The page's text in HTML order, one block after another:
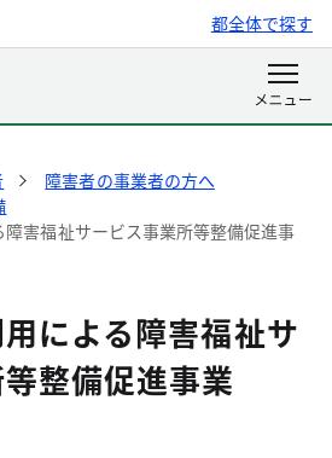
都全体で探す
障害者の事業者の方へ
害福祉サービス事業所等整備促進事
による障害福祉サ
整備促進事業